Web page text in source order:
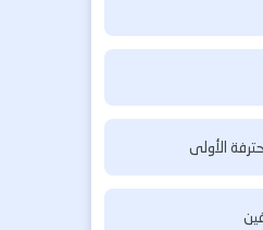
الأولى